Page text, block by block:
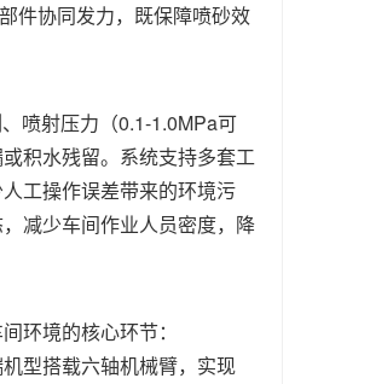
件协同发力，既保障喷砂效
喷射压力（0.1-1.0MPa可
积水残留。系统支持多套工
工操作误差带来的环境污
减少车间作业人员密度，降
环境的核心环节：
型搭载六轴机械臂，实现